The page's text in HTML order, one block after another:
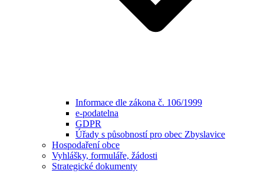
Informace dle zákona č. 106/1999
e-podatelna
GDPR
Úřady s působností pro obec Zbyslavice
Hospodaření obce
Vyhlášky, formuláře, žádosti
Strategické dokumenty